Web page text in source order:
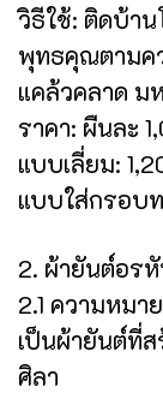
วิธีใช้: ติดบ้า
พุทธคุณตามค
แคล้วคลาด ม
ราคา: ผืนละ
แบบเลี่ยม:
แบบใส่กรอบ
2. ผ้ายันต์อร
2.1 ความหม
เป็นผ้ายันต์ที่ส
ศิลา